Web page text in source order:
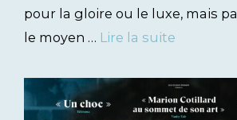
pour la gloire ou le luxe, mais
le moyen … Lire la suite